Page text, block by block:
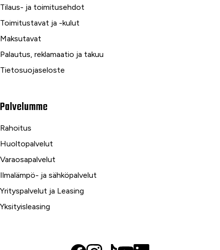
Tilaus- ja toimitusehdot
Toimitustavat ja -kulut
Maksutavat
Palautus, reklamaatio ja takuu
Tietosuojaseloste
Palvelumme
Rahoitus
Huoltopalvelut
Varaosapalvelut
Ilmalämpö- ja sähköpalvelut
Yrityspalvelut ja Leasing
Yksityisleasing